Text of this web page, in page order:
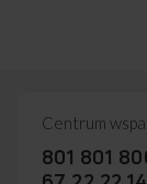
Centrum
801 801